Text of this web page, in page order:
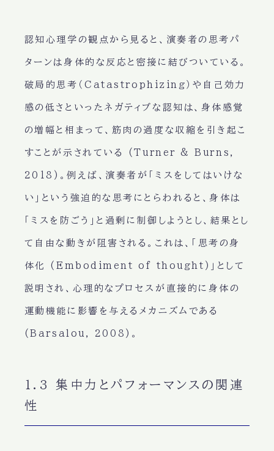
認知心理学の観点から見ると、演奏者の思考パ
ターンは身体的な反応と密接に結びついている。
破局的思考（Catastrophizing）や自己効力
感の低さといったネガティブな認知は、身体感覚
の増幅と相まって、筋肉の過度な収縮を引き起こ
すことが示されている (Turner & Burns,
2018)。例えば、演奏者が「ミスをしてはいけな
い」という強迫的な思考にとらわれると、身体は
「ミスを防ごう」と過剰に制御しようとし、結果とし
て自由な動きが阻害される。これは、「思考の身
体化 (Embodiment of thought)」として
説明され、心理的なプロセスが直接的に身体の
運動機能に影響を与えるメカニズムである
(Barsalou, 2008)。
1.3 集中力とパフォーマンスの関連
性